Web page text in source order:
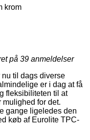
krom
på 39 anmeldelser
nu til dags diverse
er i dag at få
fleksibiliteten til at
mulighed for det.
gange ligeledes den
køb af Eurolite TPC-